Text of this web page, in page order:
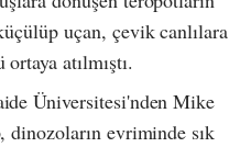
uçan, çevik canlılara
atılmıştı.
Üniversitesi'nden Mike
dinozoların evriminde sık